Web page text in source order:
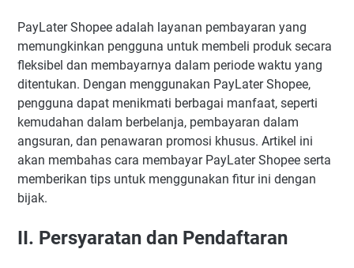
IV. Membayar Tagihan PayLater Shopee
A. Pilihan pembayaran tagihan PayLater Shopee
B. Mengatur jadwal pembayaran
C. Konsekuensi gagal membayar tagihan
V. Tips Menggunakan PayLater Shopee dengan Bijak
A. Menyusun anggaran belanja
B. Memahami batas kredit
E. Memantau transaksi dan tagihan
PayLater Shopee adalah layanan pembayaran yang
memungkinkan pengguna untuk membeli produk secara
fleksibel dan membayarnya dalam periode waktu yang
ditentukan. Dengan menggunakan PayLater Shopee,
pengguna dapat menikmati berbagai manfaat, seperti
kemudahan dalam berbelanja, pembayaran dalam
angsuran, dan penawaran promosi khusus. Artikel ini
akan membahas cara membayar PayLater Shopee serta
memberikan tips untuk menggunakan fitur ini dengan
bijak.
II. Persyaratan dan Pendaftaran